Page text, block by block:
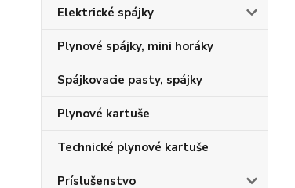
Elektrické spájky
Plynové spájky, mini horáky
Spájkovacie pasty, spájky
Plynové kartuše
Technické plynové kartuše
Príslušenstvo